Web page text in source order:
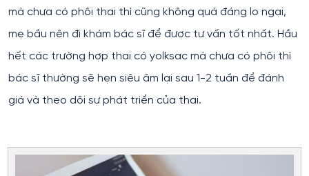
mà chưa có phôi thai thì cũng không quá đáng lo ngại,
mẹ bầu nên đi khám bác sĩ để được tư vấn tốt nhất. Hầu
hết các trường hợp thai có yolksac mà chưa có phôi thì
bác sĩ thường sẽ hẹn siêu âm lại sau 1-2 tuần để đánh
giá và theo dõi sự phát triển của thai.